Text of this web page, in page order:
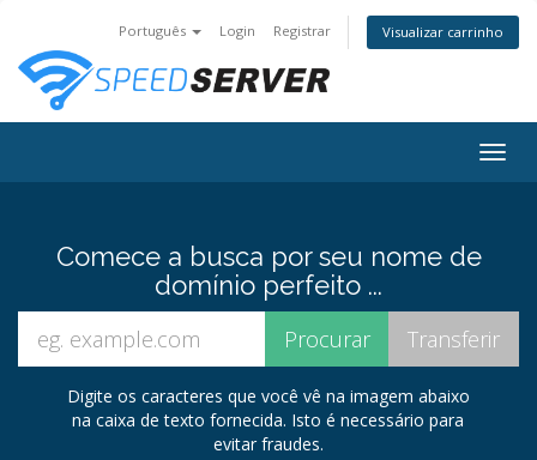
Português Login Registrar Visualizar carrinho
Comece a busca por seu nome de
domínio perfeito ...
Digite os caracteres que você vê na imagem abaixo
na caixa de texto fornecida. Isto é necessário para
evitar fraudes.